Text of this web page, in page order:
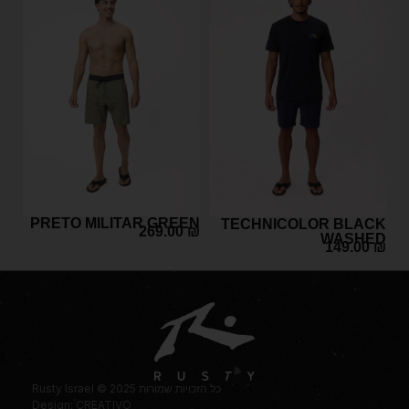
PRETO MILITAR GREEN
269.00₪
TECHNICOLOR BLACK
WASHED
149.00₪
Rusty Israel © 2025 כל הזכויות שמורות
Design: CREATIVO